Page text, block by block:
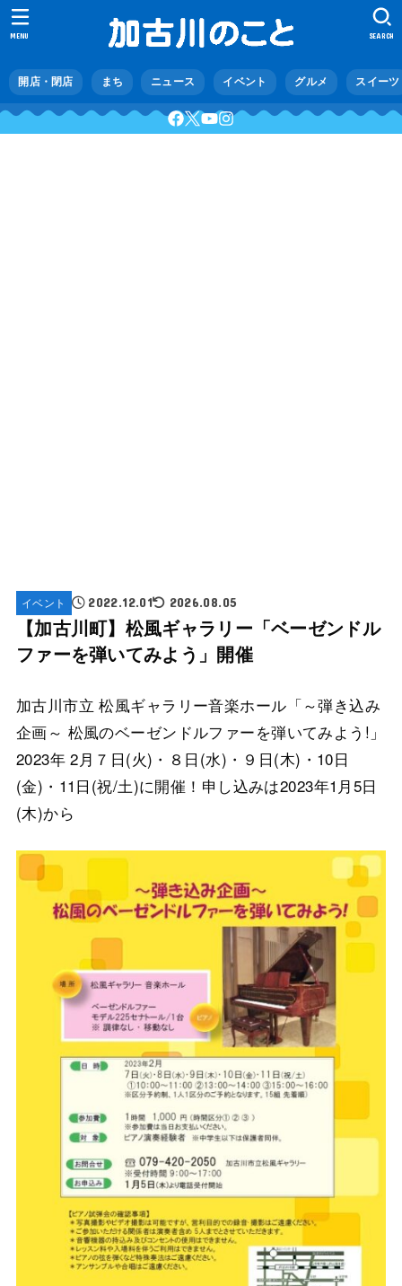
開店・閉店 まち ニュース イベント グルメ スイーツ
SEARCH
MENU
イベント 2022.12.01 2026.08.05
【加古川町】松風ギャラリー「ベーゼンドル
ファーを弾いてみよう」開催
加古川市立 松風ギャラリー音楽ホール「～弾き込み
企画～ 松風のベーゼンドルファーを弾いてみよう!」
2023年 2月７日(火)・８日(水)・９日(木)・10日
(金)・11日(祝/土)に開催！申し込みは2023年1月5日
(木)から